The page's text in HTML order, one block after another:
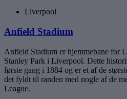
Liverpool
Anfield Stadium
Anfield Stadium er hjemmebane for
Stanley Park i Liverpool. Dette
første gang i 1884 og er et af de
det fyldt til randen med nogle af de
League.